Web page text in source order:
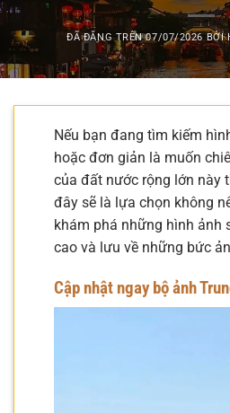
ĐÃ ĐĂNG TRÊN07/07/2026 BỞI
Nếu bạn đang tìm kiếm
hoặc đơn giản là muốn
của đất nước rộng lớn này
đây sẽ là lựa chọn không
khám phá những hình ảnh
cao và lưu về những bức
Cập nhật ngay bộ ảnh